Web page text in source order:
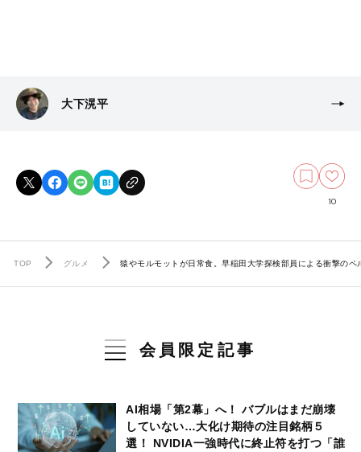
大下滉平
10
TOP グルメ 猿やモルモットが日常食。早稲田大学探検部員による衝撃のペ
会員限定記事
AI相場「第2幕」へ！ バブルはまだ崩壊
していない…大化け期待の注目銘柄５
選！ NVIDIA一強時代に終止符を打つ「誰